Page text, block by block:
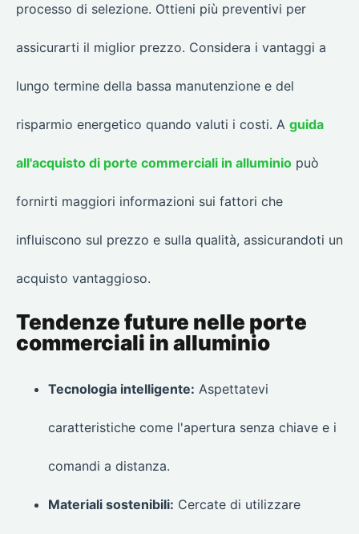
processo di selezione. Ottieni più preventivi per
assicurarti il miglior prezzo. Considera i vantaggi a
lungo termine della bassa manutenzione e del
risparmio energetico quando valuti i costi. A guida
all'acquisto di porte commerciali in alluminio può
fornirti maggiori informazioni sui fattori che
influiscono sul prezzo e sulla qualità, assicurandoti un
acquisto vantaggioso.
Tendenze future nelle porte
commerciali in alluminio
Tecnologia intelligente: Aspettatevi
caratteristiche come l'apertura senza chiave e i
comandi a distanza.
Materiali sostenibili: Cercate di utilizzare